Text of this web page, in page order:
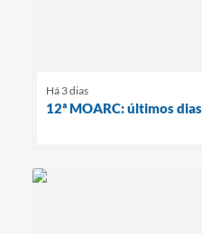
Há 3 dias
12ª MOARC: últimos dias